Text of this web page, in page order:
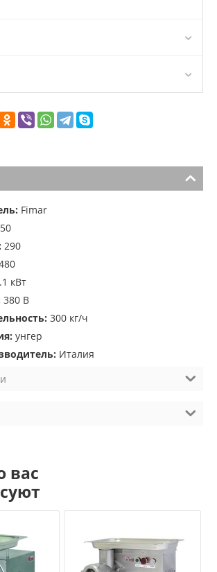
Fimar
290
кВт
380 В
300 кг/ч
унгер
Италия
вас